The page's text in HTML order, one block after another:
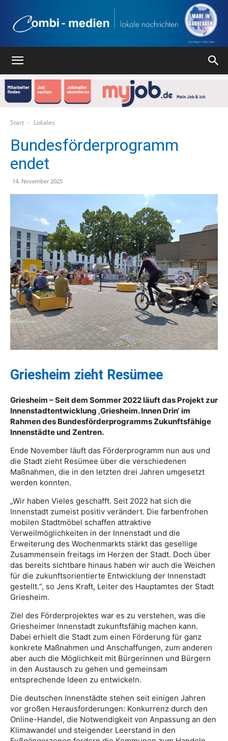
Start Lokales
Bundesförderprogramm
endet
14. November 2025
Griesheim zieht Resümee
Griesheim – Seit dem Sommer 2022 läuft das Projekt zur
Innenstadtentwicklung ‚Griesheim. Innen Drin‘ im
Rahmen des Bundesförderprogramms Zukunftsfähige
Innenstädte und Zentren.
Ende November läuft das Förderprogramm nun aus und
die Stadt zieht Resümee über die verschiedenen
Maßnahmen, die in den letzten drei Jahren umgesetzt
werden konnten.
„Wir haben Vieles geschafft. Seit 2022 hat sich die
Innenstadt zumeist positiv verändert. Die farbenfrohen
mobilen Stadtmöbel schaffen attraktive
Verweilmöglichkeiten in der Innenstadt und die
Erweiterung des Wochenmarkts stärkt das gesellige
Zusammensein freitags im Herzen der Stadt. Doch über
das bereits sichtbare hinaus haben wir auch die Weichen
für die zukunftsorientierte Entwicklung der Innenstadt
gestellt.“, so Jens Kraft, Leiter des Hauptamtes der Stadt
Griesheim.
Ziel des Förderprojektes war es zu verstehen, was die
Griesheimer Innenstadt zukunftsfähig machen kann.
Dabei erhielt die Stadt zum einen Förderung für ganz
konkrete Maßnahmen und Anschaffungen, zum anderen
aber auch die Möglichkeit mit Bürgerinnen und Bürgern
in den Austausch zu gehen und gemeinsam
entsprechende Ideen zu entwickeln.
Die deutschen Innenstädte stehen seit einigen Jahren
vor großen Herausforderungen: Konkurrenz durch den
Online-Handel, die Notwendigkeit von Anpassung an den
Klimawandel und steigender Leerstand in den